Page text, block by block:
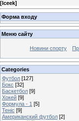
[Iceek]
Форма входу
Меню сайту
Новини спорту
Categories
Футбол [127]
Бокс [32]
Баскетбол [9]
Хокей [9]
Формула - 1 [5]
Теніс [9]
Американский футбол [2]